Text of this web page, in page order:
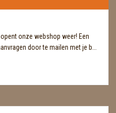
onze webshop weer! Een
door te mailen met je b...